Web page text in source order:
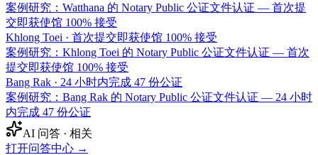
案例研究：Watthana 的 Notary Public 公证文件认证 — 首次提
交即获使馆 100% 接受
Khlong Toei · 首次提交即获使馆 100% 接受
案例研究：Khlong Toei 的 Notary Public 公证文件认证 — 首次
提交即获使馆 100% 接受
Bang Rak · 24 小时内完成 47 份公证
案例研究：Bang Rak 的 Notary Public 公证文件认证 — 24 小时
内完成 47 份公证
AI 问答 · 相关
打开问答中心 →